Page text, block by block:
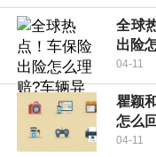
全球
出险
04-11
瞿颖
怎么
04-11